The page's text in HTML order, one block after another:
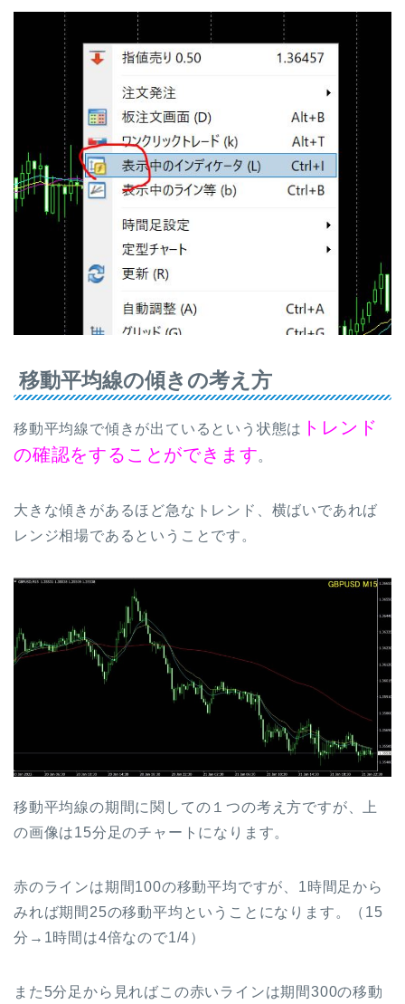
移動平均線の傾きの考え方
移動平均線で傾きが出ているという状態は トレンド
の確認をすることができます。
大きな傾きがあるほど急なトレンド、横ばいであれば
レンジ相場であるということです。
移動平均線の期間に関しての１つの考え方ですが、上
の画像は15分足のチャートになります。
赤のラインは期間100の移動平均ですが、1時間足から
みれば期間25の移動平均ということになります。（15
分→1時間は4倍なので1/4）
また5分足から見ればこの赤いラインは期間300の移動